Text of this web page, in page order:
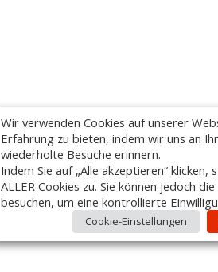
Wir verwenden Cookies auf unserer
Erfahrung zu bieten, indem wir uns an
wiederholte Besuche erinnern.
Indem Sie auf „Alle akzeptieren“
ALLER Cookies zu. Sie können jedoch
besuchen, um eine kontrollierte
Cookie-Einstellungen